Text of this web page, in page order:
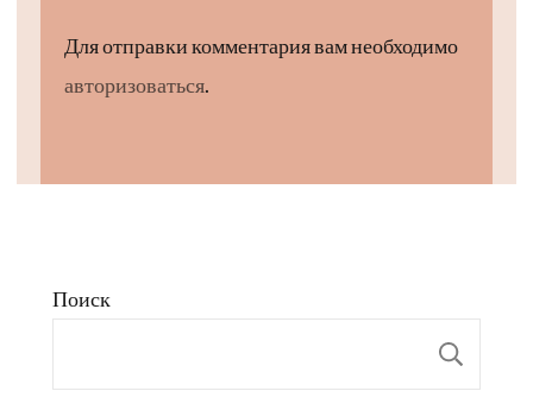
Для отправки комментария вам необходимо
авторизоваться.
Поиск